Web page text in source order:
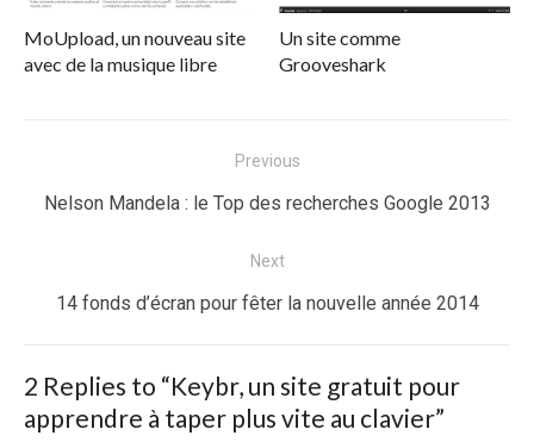
MoUpload, un nouveau site
avec de la musique libre
Un site comme
Grooveshark
de
Previous
Previous
Nelson Mandela : le Top des recherches Google 2013
Next
Next
14 fonds d’écran pour fêter la nouvelle année 2014
2 Replies to “Keybr, un site gratuit pour
apprendre à taper plus vite au clavier”